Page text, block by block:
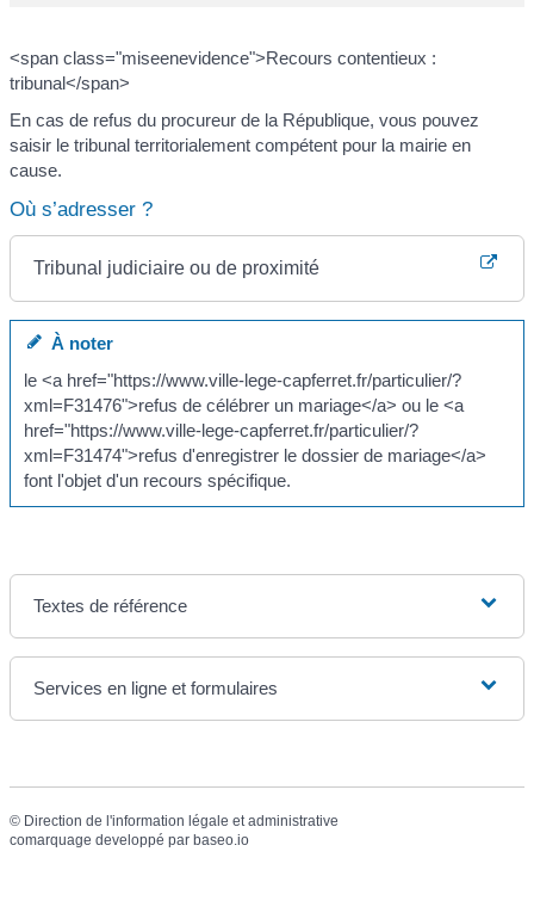
<span class="miseenevidence">Recours contentieux :
tribunal</span>
En cas de refus du procureur de la République, vous pouvez
saisir le tribunal territorialement compétent pour la mairie en
cause.
Où s’adresser ?
Tribunal judiciaire ou de proximité
À noter
le <a href="https://www.ville-lege-capferret.fr/particulier/?
xml=F31476">refus de célébrer un mariage</a> ou le <a
href="https://www.ville-lege-capferret.fr/particulier/?
xml=F31474">refus d'enregistrer le dossier de mariage</a>
font l'objet d'un recours spécifique.
Textes de référence
Services en ligne et formulaires
© Direction de l'information légale et administrative
comarquage developpé par baseo.io